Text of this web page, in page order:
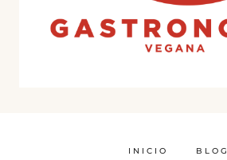
INICIO BLOG